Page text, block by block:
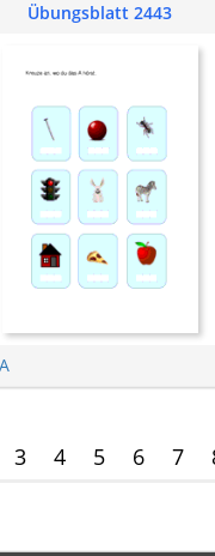
Übungsblatt 2443
3 4 5 6 7